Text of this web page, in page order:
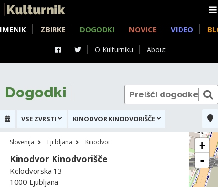
O Kulturniku About
IMENIK ZBIRKE DOGODKI NOVICE VIDEO
Dogodki
VSE ZVRSTI KINODVOR KINODVORIŠČE
Slovenija Ljubljana Kinodvor
Kinodvor Kinodvorišče
Kolodvorska 13
1000 Ljubljana
+
-